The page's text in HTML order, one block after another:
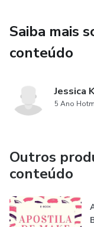
Saiba mais
conteúdo
Jessica
5 Ano
Outros
conteúdo